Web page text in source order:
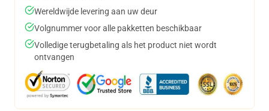
Wereldwijde levering aan uw deur
Volgnummer voor alle pakketten beschikbaar
Volledige terugbetaling als het product niet wordt
ontvangen